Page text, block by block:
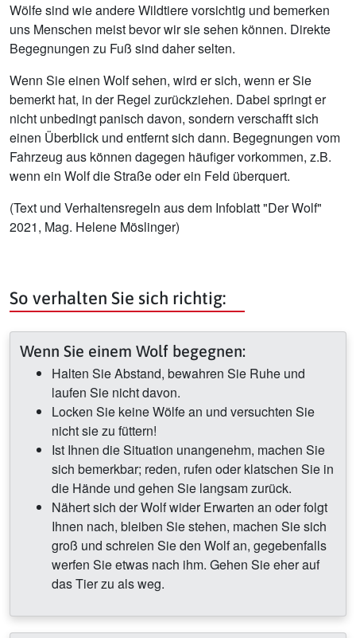
Wölfe sind wie andere Wildtiere vorsichtig und bemerken
uns Menschen meist bevor wir sie sehen können. Direkte
Begegnungen zu Fuß sind daher selten.
Wenn Sie einen Wolf sehen, wird er sich, wenn er Sie
bemerkt hat, in der Regel zurückziehen. Dabei springt er
nicht unbedingt panisch davon, sondern verschafft sich
einen Überblick und entfernt sich dann. Begegnungen vom
Fahrzeug aus können dagegen häufiger vorkommen, z.B.
wenn ein Wolf die Straße oder ein Feld überquert.
(Text und Verhaltensregeln aus dem Infoblatt "Der Wolf"
2021, Mag. Helene Möslinger)
So verhalten Sie sich richtig:
Wenn Sie einem Wolf begegnen:
Halten Sie Abstand, bewahren Sie Ruhe und
laufen Sie nicht davon.
Locken Sie keine Wölfe an und versuchten Sie
nicht sie zu füttern!
Ist Ihnen die Situation unangenehm, machen Sie
sich bemerkbar; reden, rufen oder klatschen Sie in
die Hände und gehen Sie langsam zurück.
Nähert sich der Wolf wider Erwarten an oder folgt
Ihnen nach, bleiben Sie stehen, machen Sie sich
groß und schreien Sie den Wolf an, gegebenfalls
werfen Sie etwas nach ihm. Gehen Sie eher auf
das Tier zu als weg.